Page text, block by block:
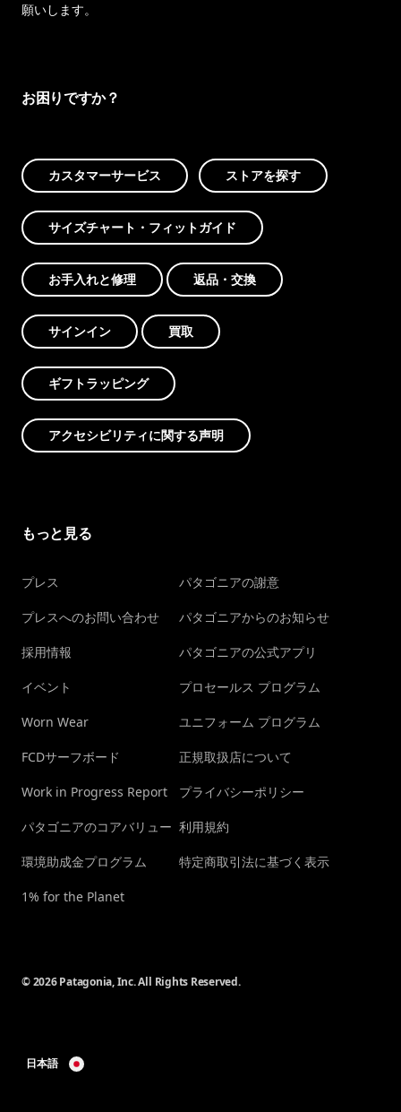
願いします。
お困りですか？
カスタマーサービス ストアを探す
サイズチャート・フィットガイド
お手入れと修理 返品・交換
サインイン 買取
ギフトラッピング
アクセシビリティに関する声明
もっと見る
プレス
プレスへのお問い合わせ
採用情報
イベント
Worn Wear
FCDサーフボード
Work in Progress Report
パタゴニアのコアバリュー
環境助成金プログラム
1% for the Planet
パタゴニアの謝意
パタゴニアからのお知らせ
パタゴニアの公式アプリ
プロセールス プログラム
ユニフォーム プログラム
正規取扱店について
プライバシーポリシー
利用規約
特定商取引法に基づく表示
© 2026 Patagonia, Inc. All Rights Reserved.
日本語